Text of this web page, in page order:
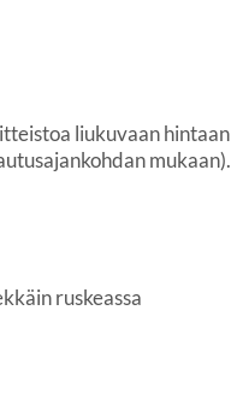
liukuvaan hintaan
mukaan).
ruskeassa